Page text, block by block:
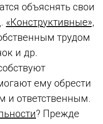
объяснять свои
«Конструктивные»,
трудом
и др.
ему обрести
и ответственным.
? Прежде